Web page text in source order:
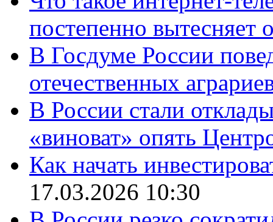
постепенно вытесняет
В Госдуме России
отечественных
В России стали
«виноват» опять
Как начать
17.03.2026 10:30